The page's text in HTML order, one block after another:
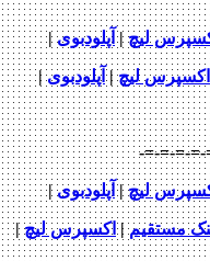
لیچ|آپلودبوی|
لیچ|آپلودبوی|
-=-
لیچ|آپلودبوی|
|اکسپرس لیچ|